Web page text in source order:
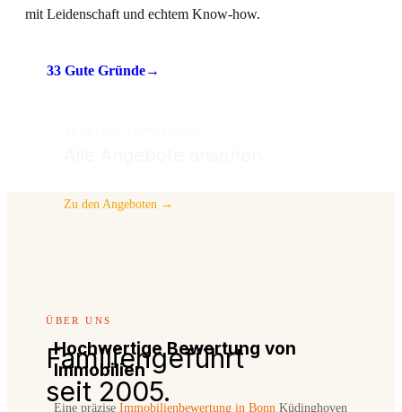
Zu den Angeboten →
ÜBER UNS
Familiengeführt
seit 2005.
mit Leidenschaft und echtem Know-how.
33 Gute Gründe→
Hochwertige Bewertung von
Immobilien
Eine präzise Immobilienbewertung in Bonn Küdinghoven